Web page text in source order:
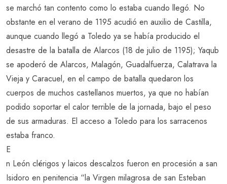
se marchó tan contento como lo estaba cuando llegó. No
obstante en el verano de 1195 acudió en auxilio de Castilla,
aunque cuando llegó a Toledo ya se había producido el
desastre de la batalla de Alarcos (18 de julio de 1195); Yaqub
se apoderó de Alarcos, Malagón, Guadalfuerza, Calatrava la
Vieja y Caracuel, en el campo de batalla quedaron los
cuerpos de muchos castellanos muertos, ya que no habían
podido soportar el calor terrible de la jornada, bajo el peso
de sus armaduras. El acceso a Toledo para los sarracenos
estaba franco.
E
n León clérigos y laicos descalzos fueron en procesión a san
Isidoro en penitencia “la Virgen milagrosa de san Esteban